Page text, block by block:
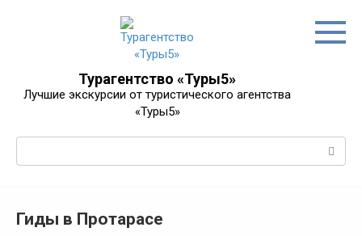
Турагентство «Туры5»
Лучшие экскурсии от туристического агентства
«Туры5»
Гиды в Протарасе